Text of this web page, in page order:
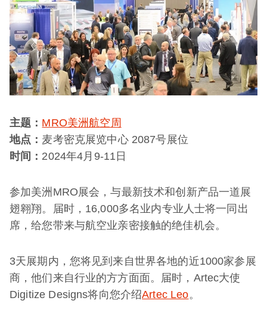
主题： MRO美洲航空周
地点： 麦考密克展览中心 2087号展位
时间： 2024年4月9-11日
参加美洲MRO展会，与最新技术和创新产品一道展
翅翱翔。届时，16,000多名业内专业人士将一同出
席，给您带来与航空业亲密接触的绝佳机会。
3天展期内，您将见到来自世界各地的近1000家参展
商，他们来自行业的方方面面。届时，Artec大使
Digitize Designs将向您介绍Artec Leo。